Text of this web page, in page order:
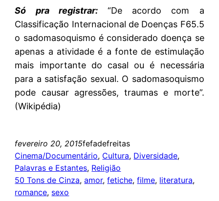
Só pra registrar:
“De acordo com a
Classificação Internacional de Doenças F65.5
o sadomasoquismo é considerado doença se
apenas a atividade é a fonte de estimulação
mais importante do casal ou é necessária
para a satisfação sexual. O sadomasoquismo
pode causar agressões, traumas e morte”.
(Wikipédia)
fevereiro 20, 2015fefadefreitas
Cinema/Documentário, Cultura, Diversidade
Palavras e Estantes, Religião
50 Tons de Cinza, amor, fetiche, filme, literatura
romance, sexo